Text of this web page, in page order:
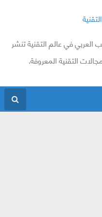
العربي في عالم التقنية تنشر
التقنية المعروفة.